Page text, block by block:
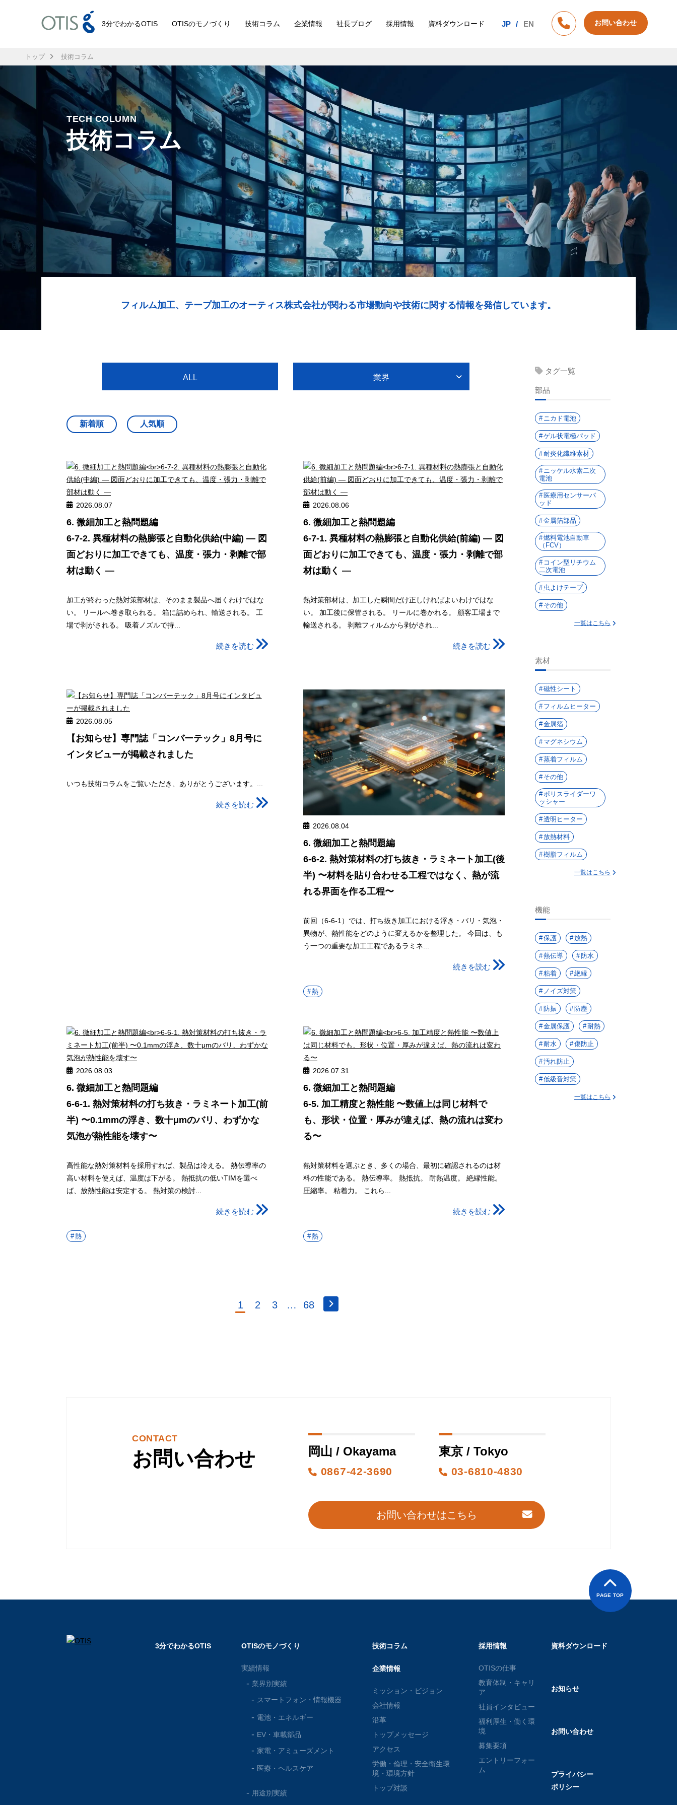
3分でわかるOTIS OTISのモノづくり 技術コラム 企業情報 社長ブログ 採用情報 資料ダウンロード JP EN お問い合わせ
トップ 技術コラム
TECH COLUMN
技術コラム
フィルム加工、テープ加工のオーティス株式会社が関わる市場動向や技術に関する情報を発信しています。
ALL 業界
2026.08.07
6. 微細加工と熱問題編
6-7-2. 異種材料の熱膨張と自動化供給(中編) ― 図
面どおりに加工できても、温度・張力・剥離で部
材は動く ―
加工が終わった熱対策部材は、そのまま製品へ届くわけではな
い。 リールへ巻き取られる。 箱に詰められ、輸送される。 工
場で剥がされる。 吸着ノズルで持...
続きを読む
2026.08.06
6. 微細加工と熱問題編
6-7-1. 異種材料の熱膨張と自動化供給(前編) ― 図
面どおりに加工できても、温度・張力・剥離で部
材は動く ―
熱対策部材は、加工した瞬間だけ正しければよいわけではな
い。 加工後に保管される。 リールに巻かれる。 顧客工場まで
輸送される。 剥離フィルムから剥がされ...
続きを読む
2026.08.05
【お知らせ】専門誌「コンバーテック」8月号に
インタビューが掲載されました
いつも技術コラムをご覧いただき、ありがとうございます。...
続きを読む
2026.08.04
6. 微細加工と熱問題編
6-6-2. 熱対策材料の打ち抜き・ラミネート加工(後
半) 〜材料を貼り合わせる工程ではなく、熱が流
れる界面を作る工程〜
前回（6-6-1）では、打ち抜き加工における浮き・バリ・気泡・
異物が、熱性能をどのように変えるかを整理した。 今回は、も
う一つの重要な加工工程であるラミネ...
続きを読む
熱
2026.08.03
6. 微細加工と熱問題編
6-6-1. 熱対策材料の打ち抜き・ラミネート加工(前
半) 〜0.1mmの浮き、数十μmのバリ、わずかな
気泡が熱性能を壊す〜
高性能な熱対策材料を採用すれば、製品は冷える。 熱伝導率の
高い材料を使えば、温度は下がる。 熱抵抗の低いTIMを選べ
ば、放熱性能は安定する。 熱対策の検討...
続きを読む
熱
2026.07.31
6. 微細加工と熱問題編
6-5. 加工精度と熱性能 〜数値上は同じ材料で
も、形状・位置・厚みが違えば、熱の流れは変わ
る〜
熱対策材料を選ぶとき、多くの場合、最初に確認されるのは材
料の性能である。 熱伝導率。 熱抵抗。 耐熱温度。 絶縁性能。
圧縮率。 粘着力。 これら...
続きを読む
熱
1 2 3 … 68
タグ一覧
部品
ニカド電池
ゲル状電極パッド
耐炎化繊維素材
ニッケル水素二次
電池
医療用センサーパ
ッド
金属箔部品
燃料電池自動車
（FCV）
コイン型リチウム
二次電池
虫よけテープ
その他
一覧はこちら
素材
磁性シート
フィルムヒーター
金属箔
マグネシウム
蒸着フィルム
その他
ポリスライダーワ
ッシャー
透明ヒーター
放熱材料
樹脂フィルム
一覧はこちら
機能
保護 放熱
熱伝導 防水
粘着 絶縁
ノイズ対策
防振 防塵
金属保護 耐熱
耐水 傷防止
汚れ防止
低級音対策
一覧はこちら
CONTACT
お問い合わせ 岡山 / Okayama
0867-42-3690
東京 / Tokyo
03-6810-4830
お問い合わせはこちら
3分でわかるOTIS OTISのモノづくり
実績情報
業界別実績
スマートフォン・情報機器
電池・ エネルギー
EV・車載部品
家電・ アミューズメント
医療・ ヘルスケア
用途別実績
技術コラム
企業情報
ミッション・ビジョン
会社情報
沿革
トップメッセージ
アクセス
労働・倫理・安全衛生環
境・環境方針
トップ対談
採用情報
OTISの仕事
教育体制・キャリ
ア
社員インタビュー
福利厚生・働く環
境
募集要項
エントリーフォー
ム
資料ダウンロード
お知らせ
お問い合わせ
プライバシー
ポリシー
PAGE TOP